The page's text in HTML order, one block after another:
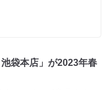
袋本店」が2023年春